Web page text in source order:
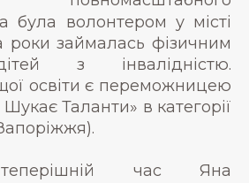
була волонтером у місті
роки займалась фізичним
з інвалідністю.
освіти є переможницею
Таланти» в категорії
час Яна